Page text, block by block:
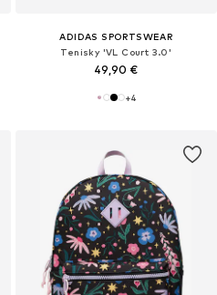
ADIDAS SPORTSWEAR
Tenisky 'VL Court 3.0'
49,90 €
+4